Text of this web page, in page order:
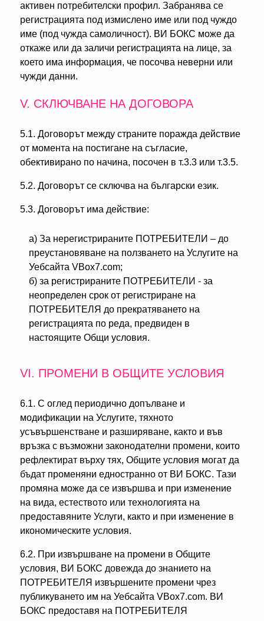
активен потребителски профил. Забранява се
регистрацията под измислено име или под чуждо
име (под чужда самоличност). ВИ БОКС може да
откаже или да заличи регистрацията на лице, за
което има информация, че посочва неверни или
чужди данни.
V. СКЛЮЧВАНЕ НА ДОГОВОРА
5.1. Договорът между страните поражда действие
от момента на постигане на съгласие,
обективирано по начина, посочен в т.3.3 или т.3.5.
5.2. Договорът се сключва на български език.
5.3. Договорът има действие:
а) За нерегистрираните ПОТРЕБИТЕЛИ – до
преустановяване на ползването на Услугите на
Уебсайта VBox7.com;
б) за регистрираните ПОТРЕБИТЕЛИ - за
неопределен срок от регистриране на
ПОТРЕБИТЕЛЯ до прекратяването на
регистрацията по реда, предвиден в
настоящите Общи условия.
VІ. ПРОМЕНИ В ОБЩИТЕ УСЛОВИЯ
6.1. С оглед периодично допълване и
модификации на Услугите, тяхното
усъвършенстване и разширяване, както и във
връзка с възможни законодателни промени, които
рефлектират върху тях, Общите условия могат да
бъдат променяни едностранно от ВИ БОКС. Тази
промяна може да се извършва и при изменение
на вида, естеството или технологията на
предоставяните Услуги, както и при изменение в
икономическите условия.
6.2. При извършване на промени в Общите
условия, ВИ БОКС довежда до знанието на
ПОТРЕБИТЕЛЯ извършените промени чрез
публикуването им на Уебсайта VBox7.com. ВИ
БОКС предоставя на ПОТРЕБИТЕЛЯ